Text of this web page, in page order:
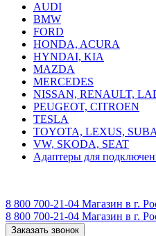
AUDI
BMW
FORD
HONDA, ACURA
HYNDAI, KIA
MAZDA
MERCEDES
NISSAN, RENAULT,
PEUGEOT, CITROEN
TESLA
TOYOTA, LEXUS,
VW, SKODA, SEAT
Адаптеры для
8 800 700-21-04 Магазин в г.
8 800 700-21-04 Магазин в г.
Заказать звонок